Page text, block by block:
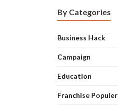
By Categories
Business Hack
Campaign
Education
Franchise Populer